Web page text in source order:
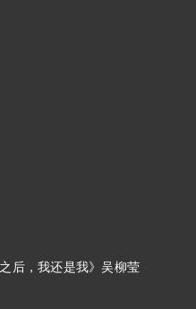
后，我还是我》吴柳莹